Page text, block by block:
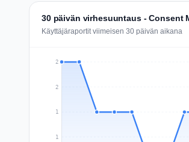
30 päivän virhesuuntaus - Consent
Käyttäjäraportit viimeisen 30 päivän aikana
1
1
2
2